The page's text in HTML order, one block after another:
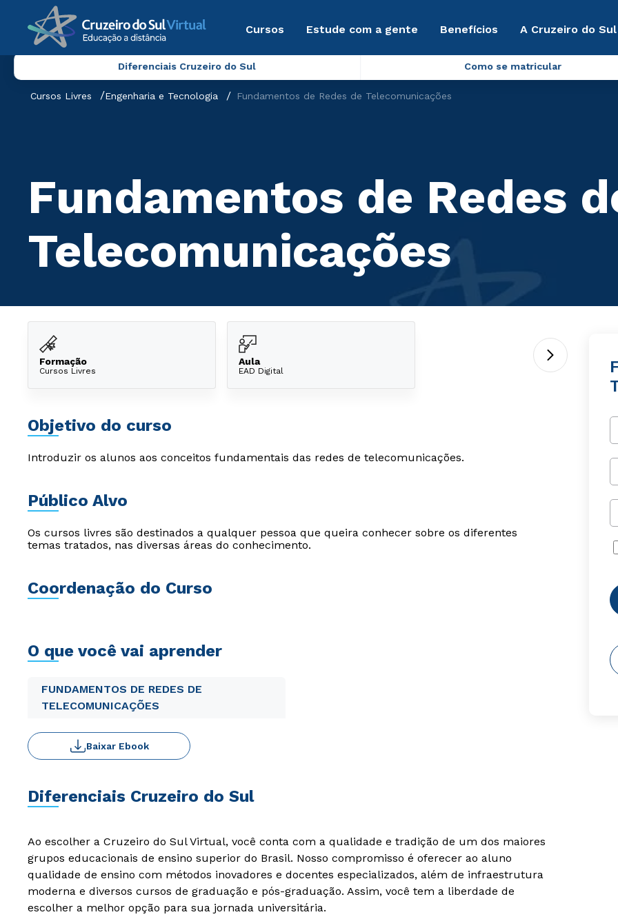
Cursos Estude com a gente Benefícios A Cruzeiro do
Diferenciais Cruzeiro do Sul Como se matricular
Cursos Livres Engenharia e Tecnologia Fundamentos de Redes de Telecomunicações
Fundamentos de Redes
Telecomunicações
Formação
Cursos Livres
Aula
EAD Digital
Objetivo do curso
Introduzir os alunos aos conceitos fundamentais das redes de telecomunicações.
Público Alvo
Os cursos livres são destinados a qualquer pessoa que queira conhecer sobre os diferentes
temas tratados, nas diversas áreas do conhecimento.
Coordenação do Curso
O que você vai aprender
FUNDAMENTOS DE REDES DE
TELECOMUNICAÇÕES
Baixar Ebook
Diferenciais Cruzeiro do Sul
Ao escolher a Cruzeiro do Sul Virtual, você conta com a qualidade e tradição de um dos maiores
grupos educacionais de ensino superior do Brasil. Nosso compromisso é oferecer ao aluno
qualidade de ensino com métodos inovadores e docentes especializados, além de infraestrutura
moderna e diversos cursos de graduação e pós-graduação. Assim, você tem a liberdade de
escolher a melhor opção para sua jornada universitária.